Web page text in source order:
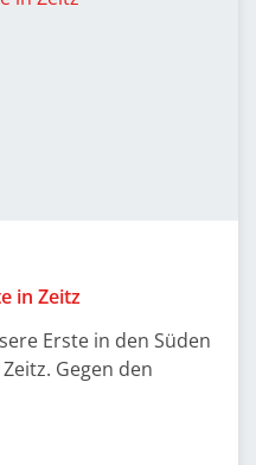
in Zeitz
Erste in den Süden
Gegen den